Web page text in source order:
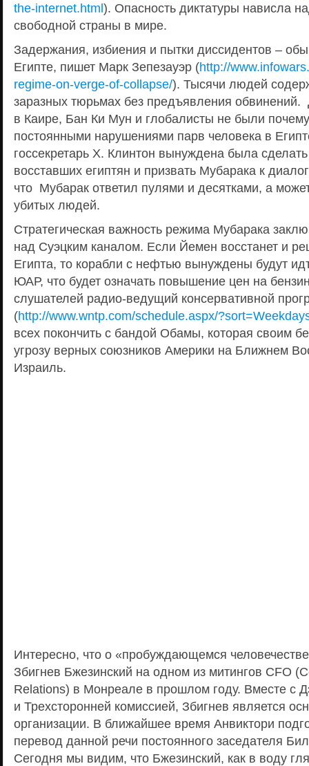
the-internet.html). Опасность диктатуры нависла
свободной страны в мире.
Задержания, избиения и пытки диссидентов –
Египте, пишет Марк Зепезауэр (http://
regime-on-verge-of-collapse/). Тысячи людей
заразных тюрьмах без предъявления
в Каире, Бан Ки Мун и глобалисты не были
постоянными нарушениями парв человека в
госсекретарь Х. Клинтон вынуждена была
восставших египтян и призвать Мубарака к
что Мубарак ответил пулями и десятками, а
убитых людей.
Стратегическая важность режима Мубарака
над Суэцким каналом. Если Йемен восстанет и
Египта, то корабли с нефтью вынуждены будут
ЮАР, что будет означать повышение цен на
слушателей радио-ведущий консервативной
(http://www.wntp.com/schedule.aspx/
всех покончить с бандой Обамы, которая своим
угрозу верных союзников Америки на Ближнем
Израиль.
Интересно, что о «пробуждающемся
Збигнев Бжезинский на одном из митингов CFO
Relations) в Монреале в прошлом году. Вместе с
и Трехсторонней комиссией, Збигнев является
организации. В ближайшее время Анвиктори
перевод данной речи постоянного заседателя
Сегодня мы видим, что Бжезинский, как в воду